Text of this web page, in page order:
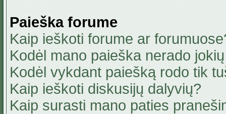
Paieška forume
Kaip ieškoti forume ar
Kodėl mano paieška nerado
Kodėl vykdant paiešką rodo tik
Kaip ieškoti diskusijų dalyvių?
Kaip surasti mano paties